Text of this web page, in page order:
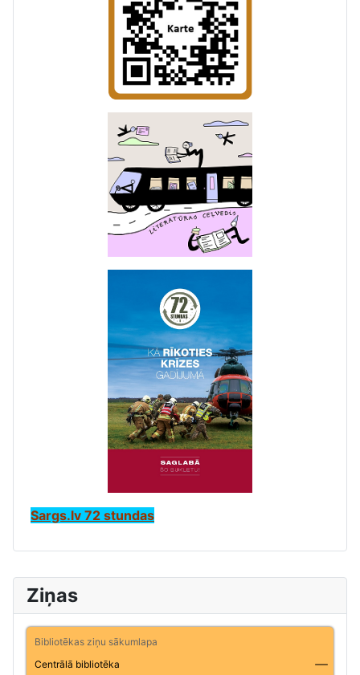
Ziņas
Bibliotēkas ziņu sākumlapa
Centrālā bibliotēka
Sargs.lv 72 stundas